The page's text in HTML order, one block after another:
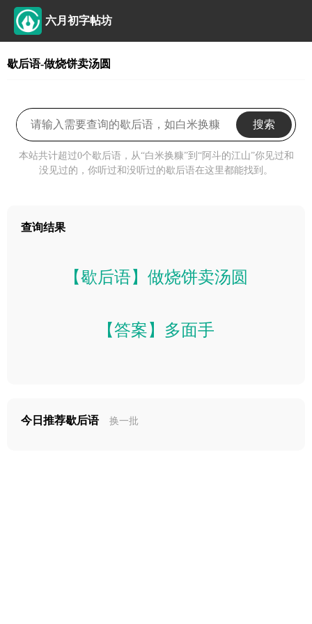
六月初字帖坊
歇后语-做烧饼卖汤圆
搜索
本站共计超过0个歇后语，从“白米换糠”到“阿斗的江山”你见过和
没见过的，你听过和没听过的歇后语在这里都能找到。
查询结果
【歇后语】做烧饼卖汤圆
【答案】多面手
今日推荐歇后语 换一批